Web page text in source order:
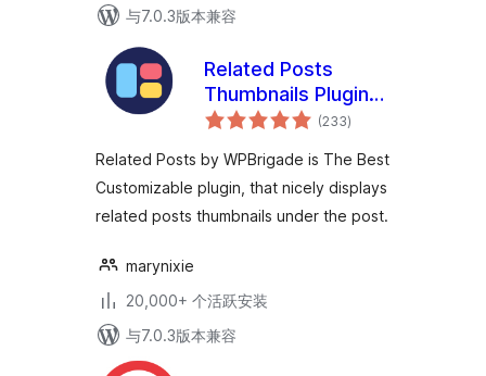
与7.0.3版本兼容
Related Posts
Thumbnails Plugin
for WordPress
(233总
评)
Related Posts by WPBrigade is The Best
Customizable plugin, that nicely displays
related posts thumbnails under the post.
marynixie
20,000+ 个活跃安装
与7.0.3版本兼容